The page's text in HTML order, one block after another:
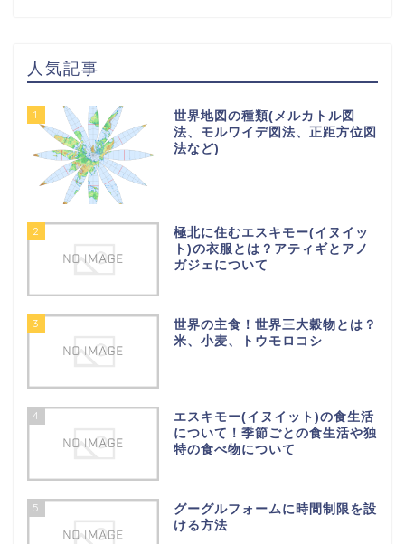
人気記事
1
世界地図の種類(メルカトル図
法、モルワイデ図法、正距方位図
法など)
2
極北に住むエスキモー(イヌイッ
ト)の衣服とは？アティギとアノ
ガジェについて
3
世界の主食！世界三大穀物とは？
米、小麦、トウモロコシ
4
エスキモー(イヌイット)の食生活
について！季節ごとの食生活や独
特の食べ物について
5
グーグルフォームに時間制限を設
ける方法